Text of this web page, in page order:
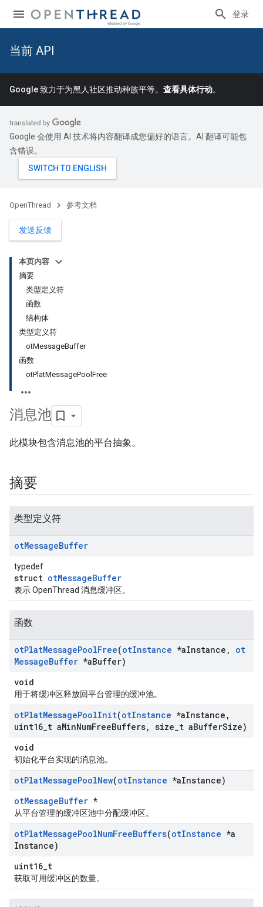
登录
当前 API
Google 致力于为黑人社区推动种族平等。 查看具体行动。
Google 会使用 AI 技术将内容翻译成您偏好的语言。AI 翻译可能包
含错误。
OpenThread 参考文档
发送反馈
本页内容
摘要
类型定义符
函数
结构体
类型定义符
otMessageBuffer
函数
otPlatMessagePoolFree
消息池
此模块包含消息池的平台抽象。
摘要
类型定义符
otMessageBuffer
typedef
struct otMessageBuffer
表示 OpenThread 消息缓冲区。
函数
otPlatMessagePoolFree(otInstance *aInstance ,
ot
MessageBuffer *aBuffer)
void
用于将缓冲区释放回平台管理的缓冲池。
otPlatMessagePoolInit(otInstance *aInstance ,
uint16 t aMinNumFreeBuffers, size t aBufferSize)
void
初始化平台实现的消息池。
otPlatMessagePoolNew(otInstance *aInstance)
otMessageBuffer *
从平台管理的缓冲区池中分配缓冲区。
otPlatMessagePoolNumFreeBuffers(otInstance *a
Instance)
uint16_t
获取可用缓冲区的数量。